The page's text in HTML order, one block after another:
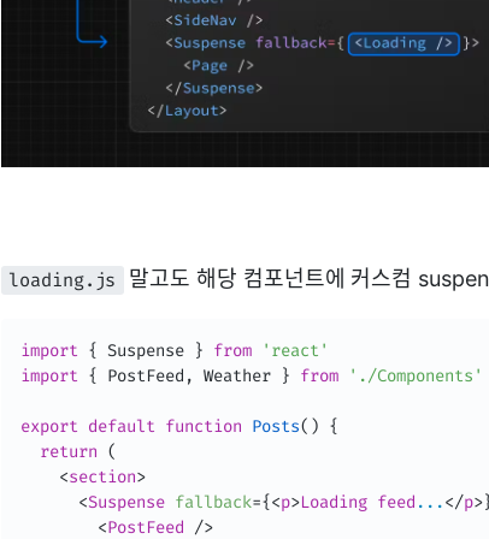
loading.js 말고도 해당 컴포넌트에 커스컴
import { Suspense } from
'react'
import { PostFeed , Weather } from './Components'
export default function Posts( ) {
return (
<section>
<Suspense fallback={<p>Loading feed ...</p>
<PostFeed />